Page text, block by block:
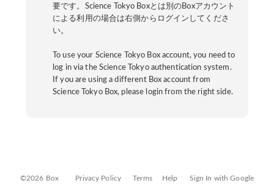
要です。Science Tokyo Boxとは別のBoxアカウント
による利用の場合は右側からログインしてくださ
い。
To use your Science Tokyo Box account, you need to
log in via the Science Tokyo authentication system.
If you are using a different Box account from
Science Tokyo Box, please login from the right side.
©2026 Box Privacy Policy Terms Help Sign In with Google